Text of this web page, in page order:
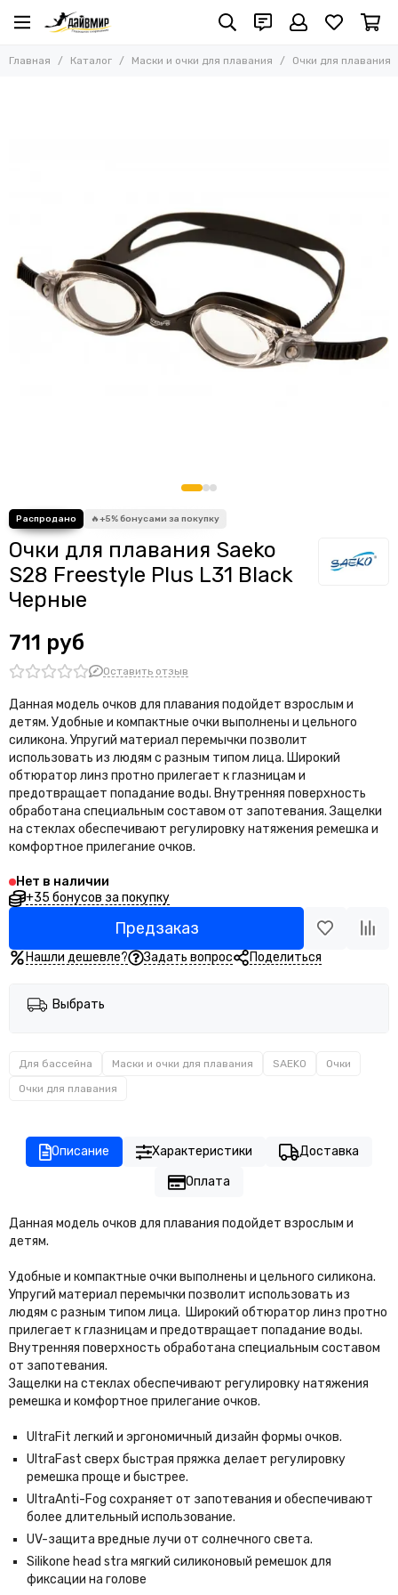
Маски и очки для плавания
Аксессуары для масок
Маски со сменными линзами с диоптриями
Сменные линзы с диоптриями
Маски с цветным силиконом
Маски с прозрачным силиконом
Маски с черным силиконом
Главная Каталог Маски и очки для плавания Очки для плавания
Очки для плавания Saeko
S28 Freestyle Plus L31 Black
Черные
711 руб
Оставить отзыв
Данная модель очков для плавания подойдет взрослым и
детям. Удобные и компактные очки выполнены и цельного
силикона. Упругий материал перемычки позволит
использовать из людям с разным типом лица. Широкий
обтюратор линз протно прилегает к глазницам и
предотвращает попадание воды. Внутренняя поверхность
обработана специальным составом от запотевания. Защелки
на стеклах обеспечивают регулировку натяжения ремешка и
комфортное прилегание очков.
Нет в наличии
+35 бонусов за покупку
Предзаказ
Нашли дешевле? Задать вопрос Поделиться
Выбрать
Для бассейна Маски и очки для плавания SAEKO
Очки
Очки для плавания
Описание Характеристики
Доставка
Оплата
Данная модель очков для плавания подойдет взрослым и
детям.
Удобные и компактные очки выполнены и цельного силикона.
Упругий материал перемычки позволит использовать из
людям с разным типом лица. Широкий обтюратор линз протно
прилегает к глазницам и предотвращает попадание воды.
Внутренняя поверхность обработана специальным составом
от запотевания.
Защелки на стеклах обеспечивают регулировку натяжения
ремешка и комфортное прилегание очков.
UltraFit легкий и эргономичный дизайн формы очков.
UltraFast сверх быстрая пряжка делает регулировку
ремешка проще и быстрее.
UltraAnti-Fog сохраняет от запотевания и обеспечивают
более длительный использование.
UV-защита вредные лучи от солнечного света.
Silikone head stra мягкий силиконовый ремешок для
фиксации на голове